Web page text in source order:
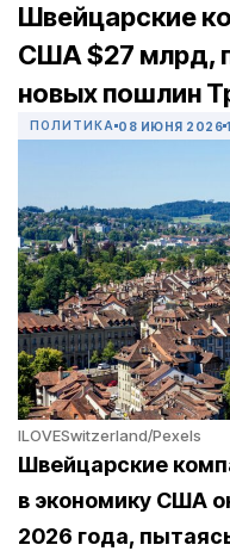
Швейцарские
США $27 млрд,
новых пошлин
ПОЛИТИКА 08 ИЮНЯ 2026
ILOVESwitzerland/Pexels
Швейцарские
в экономику США
2026 года,